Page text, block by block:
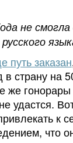
не
путь заказан
в страну на
же
удастся.
к
что